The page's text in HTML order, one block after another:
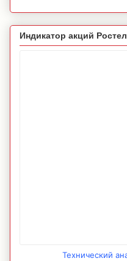
Индикатор акций
Технический